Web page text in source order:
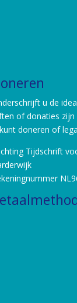
u de
of donaties zijn
doneren of
Tijdschrift